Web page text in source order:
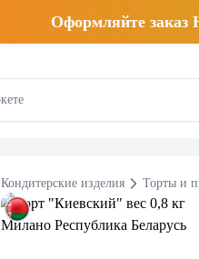
Оформляйте
Кондитерские изделия Торты и